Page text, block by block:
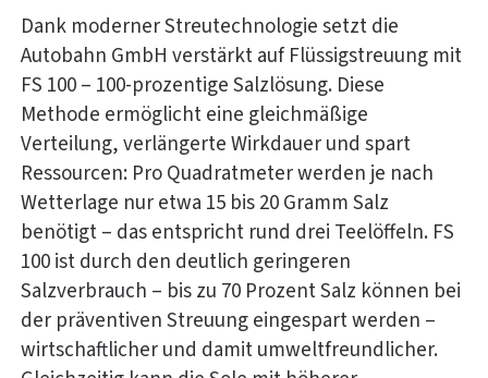
Dank moderner Streutechnologie setzt die
Autobahn GmbH verstärkt auf Flüssigstreuung mit
FS 100 – 100-prozentige Salzlösung. Diese
Methode ermöglicht eine gleichmäßige
Verteilung, verlängerte Wirkdauer und spart
Ressourcen: Pro Quadratmeter werden je nach
Wetterlage nur etwa 15 bis 20 Gramm Salz
benötigt – das entspricht rund drei Teelöffeln. FS
100 ist durch den deutlich geringeren
Salzverbrauch – bis zu 70 Prozent Salz können bei
der präventiven Streuung eingespart werden –
wirtschaftlicher und damit umweltfreundlicher.